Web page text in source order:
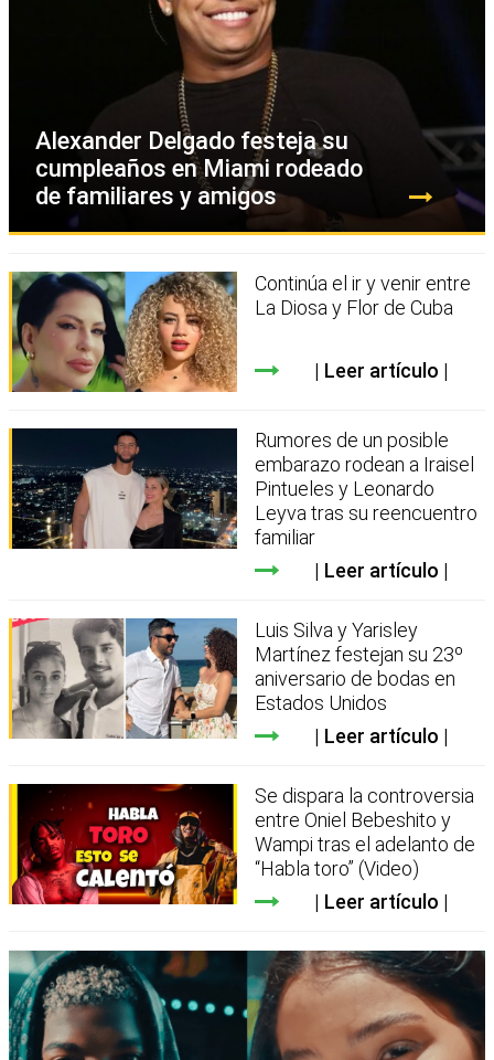
Alexander Delgado festeja su
cumpleaños en Miami rodeado
de familiares y amigos
Continúa el ir y venir entre
La Diosa y Flor de Cuba
Leer artículo
Rumores de un posible
embarazo rodean a Iraisel
Pintueles y Leonardo
Leyva tras su reencuentro
familiar
Leer artículo
Luis Silva y Yarisley
Martínez festejan su 23º
aniversario de bodas en
Estados Unidos
Leer artículo
Se dispara la controversia
entre Oniel Bebeshito y
Wampi tras el adelanto de
“Habla toro” (Video)
Leer artículo